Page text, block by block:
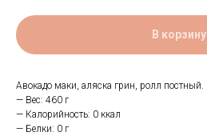
В корзину
Авокадо маки, аляска грин, ролл постный.
— Вес: 460 г
— Калорийность: 0 ккал
— Белки: 0 г